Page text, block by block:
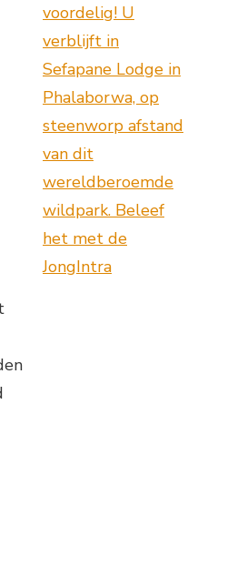
voordelig! U
verblijft in
Sefapane Lodge in
Phalaborwa, op
steenworp afstand
van dit
wereldberoemde
wildpark. Beleef
het met de
JongIntra